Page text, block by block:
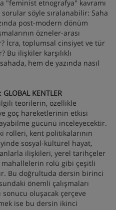
"feminist etnografya" kavramı
söyle sıralanabilir: Saha
post-modern dönüm
özneler-arası
İcra, toplumsal cinsiyet ve tür
Bu ilişkiler karşılıklı
hem de yazında nasıl
KENTLER
teorilerin, özellikle
göç hareketlerinin etkisi
gücünü inceleyecektir.
rolleri, kent politikalarının
sosyal-kültürel hayat,
ilişkileri, yerel tarihçeler
mahallelerin rolü gibi çeşitli
Bu doğrultuda dersin birinci
önemli çalışmaları
sonucu oluşacak çerçeve
ise bu dersin ikinci